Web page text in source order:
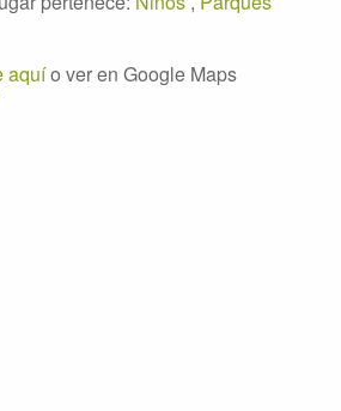
aquío ver en Google Maps